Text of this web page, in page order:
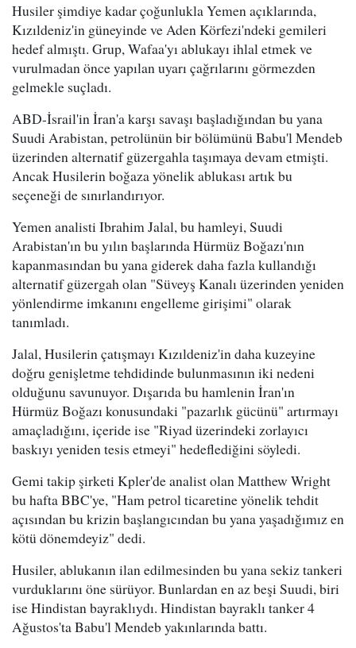
Husiler şimdiye kadar çoğunlukla Yemen açıklarında,
Kızıldeniz'in güneyinde ve Aden Körfezi'ndeki gemileri
hedef almıştı. Grup, Wafaa'yı ablukayı ihlal etmek ve
vurulmadan önce yapılan uyarı çağrılarını görmezden
gelmekle suçladı.
ABD-İsrail'in İran'a karşı savaşı başladığından bu yana
Suudi Arabistan, petrolünün bir bölümünü Babu'l Mendeb
üzerinden alternatif güzergahla taşımaya devam etmişti.
Ancak Husilerin boğaza yönelik ablukası artık bu
seçeneği de sınırlandırıyor.
Yemen analisti Ibrahim Jalal, bu hamleyi, Suudi
Arabistan'ın bu yılın başlarında Hürmüz Boğazı'nın
kapanmasından bu yana giderek daha fazla kullandığı
alternatif güzergah olan "Süveyş Kanalı üzerinden yeniden
yönlendirme imkanını engelleme girişimi" olarak
tanımladı.
Jalal, Husilerin çatışmayı Kızıldeniz'in daha kuzeyine
doğru genişletme tehdidinde bulunmasının iki nedeni
olduğunu savunuyor. Dışarıda bu hamlenin İran'ın
Hürmüz Boğazı konusundaki "pazarlık gücünü" artırmayı
amaçladığını, içeride ise "Riyad üzerindeki zorlayıcı
baskıyı yeniden tesis etmeyi" hedeflediğini söyledi.
Gemi takip şirketi Kpler'de analist olan Matthew Wright
bu hafta BBC'ye, "Ham petrol ticaretine yönelik tehdit
açısından bu krizin başlangıcından bu yana yaşadığımız en
kötü dönemdeyiz" dedi.
Husiler, ablukanın ilan edilmesinden bu yana sekiz tankeri
vurduklarını öne sürüyor. Bunlardan en az beşi Suudi, biri
ise Hindistan bayraklıydı. Hindistan bayraklı tanker 4
Ağustos'ta Babu'l Mendeb yakınlarında battı.